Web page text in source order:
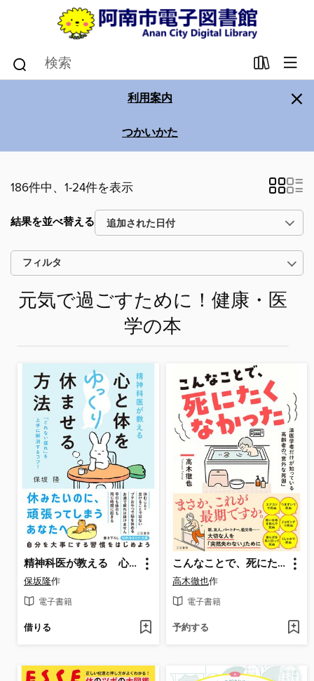
利用案内
つかいかた
×
186件中、1-24件を表示
結果を並べ替える
フィルタ
元気で過ごすために！健康・医
学の本
精神科医が教える 心と体をゆっくり休ませる方法
保坂隆作
電子書籍
借りる
こんなことで、死にたくなかった
高木徹也作
電子書籍
予約する